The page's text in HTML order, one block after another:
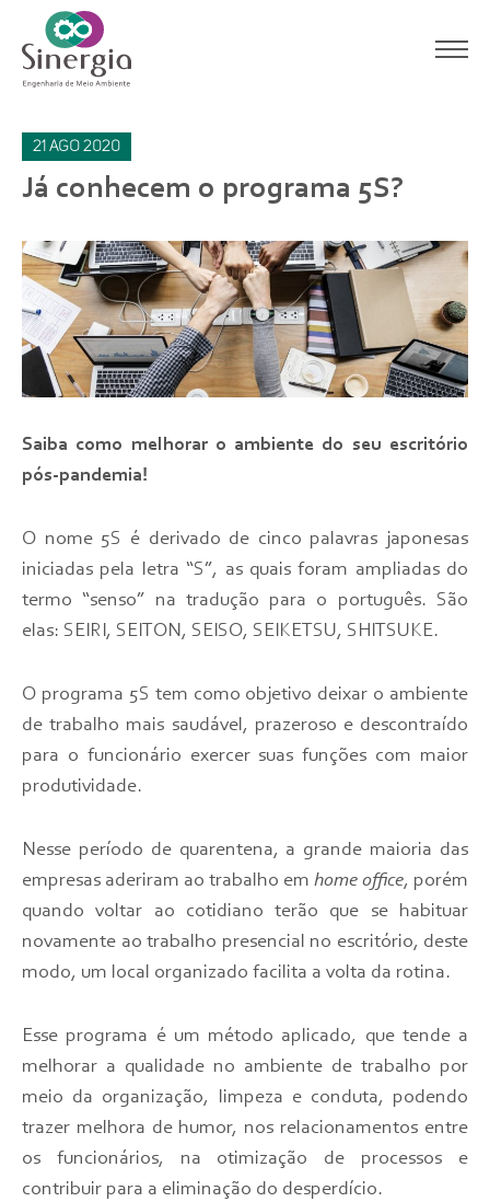
21 ago 2020
Já conhecem o programa 5S?
Saiba como melhorar o ambiente do seu escritório
pós-pandemia!
O nome 5S é derivado de cinco palavras japonesas
iniciadas pela letra “S”, as quais foram ampliadas do
termo “senso” na tradução para o português. São
elas: SEIRI, SEITON, SEISO, SEIKETSU, SHITSUKE.
O programa 5S tem como objetivo deixar o ambiente
de trabalho mais saudável, prazeroso e descontraído
para o funcionário exercer suas funções com maior
produtividade.
Nesse período de quarentena, a grande maioria das
empresas aderiram ao trabalho em home office, porém
quando voltar ao cotidiano terão que se habituar
novamente ao trabalho presencial no escritório, deste
modo, um local organizado facilita a volta da rotina.
Esse programa é um método aplicado, que tende a
melhorar a qualidade no ambiente de trabalho por
meio da organização, limpeza e conduta, podendo
trazer melhora de humor, nos relacionamentos entre
os funcionários, na otimização de processos e
contribuir para a eliminação do desperdício.